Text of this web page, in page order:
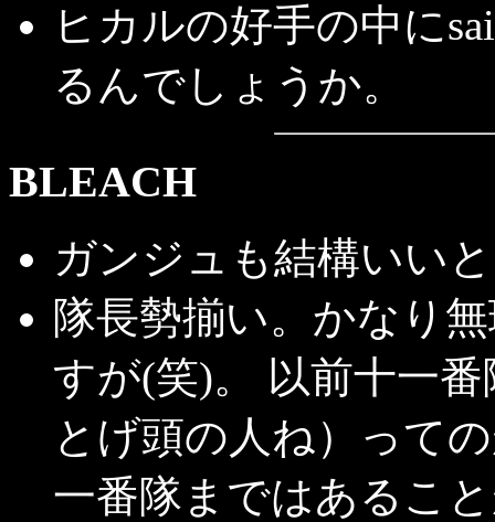
ヒカルの好手の中に
るんでしょうか。
BLEACH
ガンジュも結構いい
隊長勢揃い。かなり
すが(笑)。 以前十一
とげ頭の人ね）って
一番隊まではあるこ